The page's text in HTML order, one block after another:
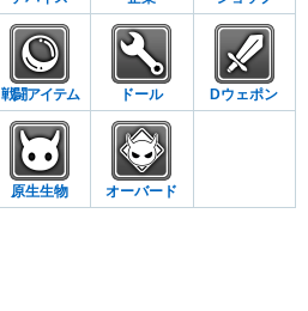
戦闘アイテム ドール Dウェポン
原生生物 オーバード